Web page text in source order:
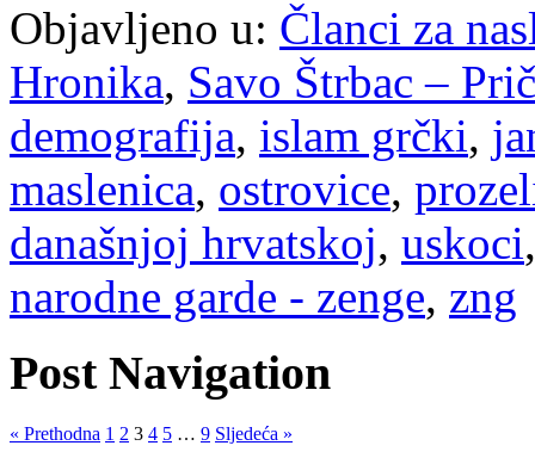
Objavljeno u: Članci za
Hronika, Savo Štrbac –
demografija, islam grčki,
maslenica, ostrovice,
današnjoj hrvatskoj, uskoci
narodne garde - zenge, zng
Post Navigation
« Prethodna 1 2 3 4 5 … 9 Sljedeća »